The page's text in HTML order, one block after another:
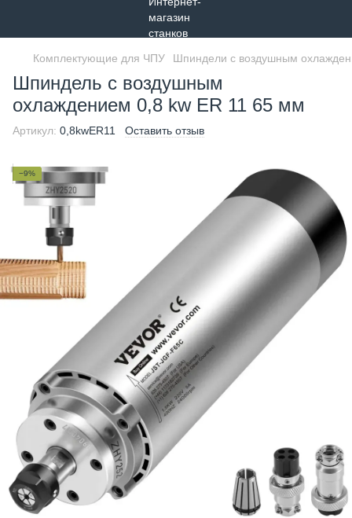
Комплектующие для ЧПУ Шпиндели с воздушным
Шпиндель с воздушным
охлаждением 0,8 kw ER 11 65 мм
Артикул: 0,8kwER11 Оставить отзыв
−9%